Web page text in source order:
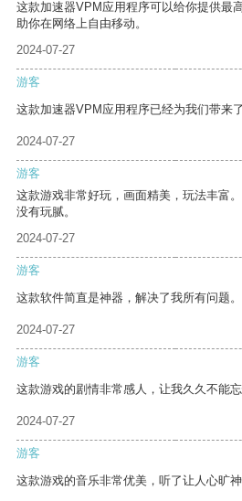
这款加速器VPM应用程序可以给你提供最
助你在网络上自由移动。
2024-07-27
游客
这款加速器VPM应用程序已经为我们带来
2024-07-27
游客
这款游戏非常好玩，画面精美，玩法丰富
没有玩腻。
2024-07-27
游客
这款软件简直是神器，解决了我所有问题。
2024-07-27
游客
这款游戏的剧情非常感人，让我久久不能忘
2024-07-27
游客
这款游戏的音乐非常优美，听了让人心旷神